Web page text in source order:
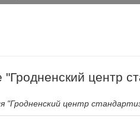
центр
"Гродненский центр